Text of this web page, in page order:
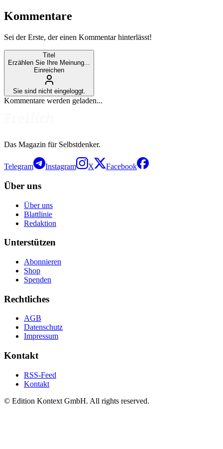
Kommentare
Sei der Erste, der einen Kommentar hinterlässt!
Titel
Erzählen Sie Ihre Meinung...
Einreichen
Sie sind nicht eingeloggt.
Kommentare werden geladen...
Das Magazin für Selbstdenker.
Telegram Instagram X Facebook
Über uns
Über uns
Blattlinie
Redaktion
Unterstützen
Abonnieren
Shop
Spenden
Rechtliches
AGB
Datenschutz
Impressum
Kontakt
RSS-Feed
Kontakt
© Edition Kontext GmbH. All rights reserved.